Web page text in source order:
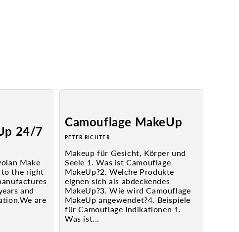
24/7
Make
to the right
and
are
Camouflage MakeUp
PETER RICHTER
Makeup für Gesicht, Körper und
Seele 1. Was ist Camouflage
MakeUp?2. Welche Produkte
eignen sich als abdeckendes
MakeUp?3. Wie wird Camouflage
MakeUp angewendet?4. Beispiele
für Camouflage Indikationen 1.
Was ist...